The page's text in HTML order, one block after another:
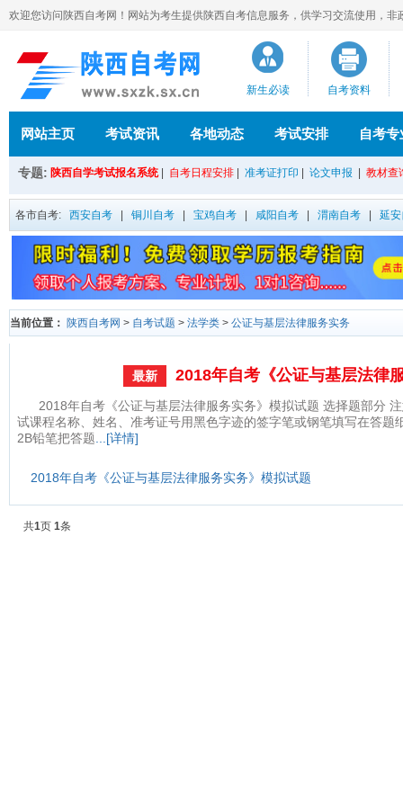
欢迎您访问陕西自考网！网站为考生提供陕西自考信息服务，供学习交流使用，
新生必读 自考资料
网站主页 考试资讯 各地动态 考试安排 自考专
专题: 陕西自学考试报名系统 自考日程安排 准考证打印 论文申报 教材查
各市自考: 西安自考 铜川自考 宝鸡自考 咸阳自考 渭南自考 延
当前位置： 陕西自考网 > 自考试题 > 法学类 > 公证与基层法律服务实务
最新 2018年自考《公证与基层法律
2018年自考《公证与基层法律服务实务》模拟试题 选择题部分
试课程名称、姓名、准考证号用黑色字迹的签字笔或钢笔填写在答
2B铅笔把答题 ...[详情]
2018年自考《公证与基层法律服务实务》模拟试题
共1页 1条